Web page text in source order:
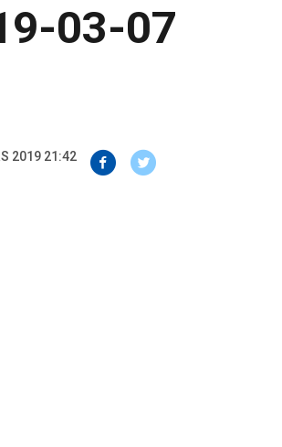
03-07
2019 21:42